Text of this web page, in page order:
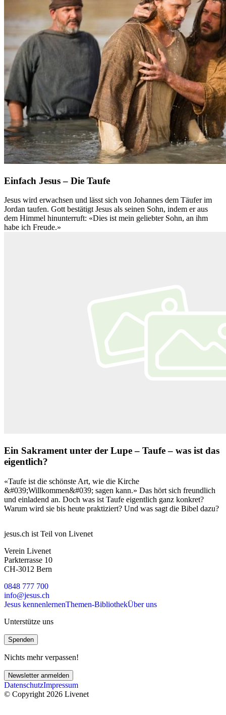
Einfach Jesus – Die Taufe
Jesus wird erwachsen und lässt sich von Johannes dem Täufer im
Jordan taufen. Gott bestätigt Jesus als seinen Sohn, indem er aus
dem Himmel hinunterruft: «Dies ist mein geliebter Sohn, an ihm
habe ich Freude.»
Ein Sakrament unter der Lupe – Taufe – was ist das
eigentlich?
«Taufe ist die schönste Art, wie die Kirche
&#039;Willkommen&#039; sagen kann.» Das hört sich freundlich
und einladend an. Doch was ist Taufe eigentlich ganz konkret?
Warum wird sie bis heute praktiziert? Und was sagt die Bibel dazu?
jesus.ch ist Teil von Livenet
Verein Livenet
Parkterrasse 10
CH-3012 Bern
0848 777 700
info@jesus.ch
Jesus kennenlernenThemen-BibliothekÜber uns
Unterstütze uns
Spenden
Nichts mehr verpassen!
Newsletter anmelden
DatenschutzImpressum
© Copyright 2026 Livenet